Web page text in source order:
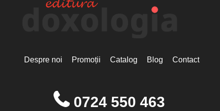
Despre noi Promoții Catalog Blog Contact
0724 550 463